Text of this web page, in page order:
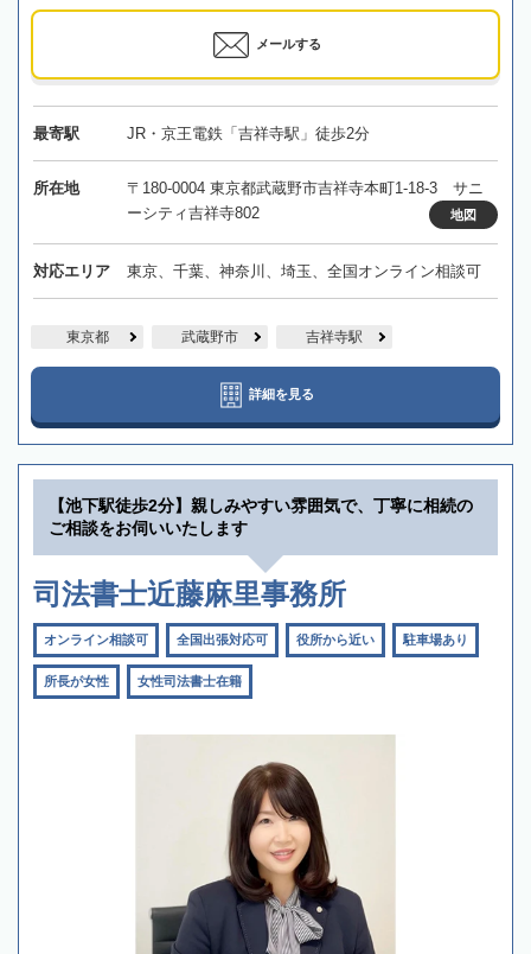
メールする
最寄駅 JR・京王電鉄「吉祥寺駅」徒歩2分
所在地
〒180-0004 東京都武蔵野市吉祥寺本町1-18-3 サニ
ーシティ吉祥寺802
地図
対応エリア 東京、千葉、神奈川、埼玉、全国オンライン相談可
東京都 武蔵野市 吉祥寺駅
詳細を見る
【池下駅徒歩2分】親しみやすい雰囲気で、丁寧に相続の
ご相談をお伺いいたします
司法書士近藤麻里事務所
オンライン相談可 全国出張対応可 役所から近い 駐車場あり
所長が女性 女性司法書士在籍